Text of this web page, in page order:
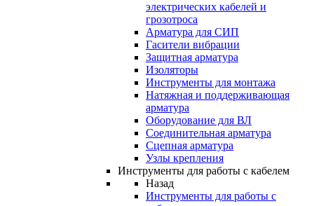
электрических кабелей и
грозотроса
Арматура для СИП
Гасители вибрации
Защитная арматура
Изоляторы
Инструменты для монтажа
Натяжная и поддерживающая
арматура
Оборудование для ВЛ
Соединительная арматура
Сцепная арматура
Узлы крепления
Инструменты для работы с кабелем
Назад
Инструменты для работы с